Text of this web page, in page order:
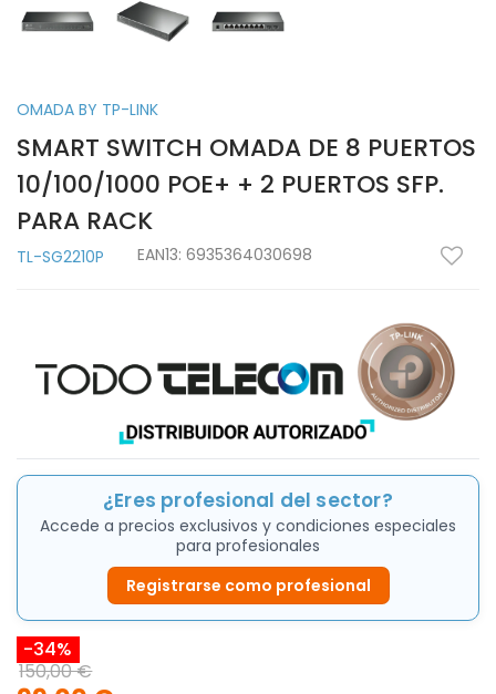
OMADA BY TP-LINK
SMART SWITCH OMADA DE 8 PUERTOS
10/100/1000 POE+ + 2 PUERTOS SFP.
PARA RACK
TL-SG2210P EAN13: 6935364030698
¿Eres profesional del sector?
Accede a precios exclusivos y condiciones especiales
para profesionales
Registrarse como profesional
-34%
150,00 €